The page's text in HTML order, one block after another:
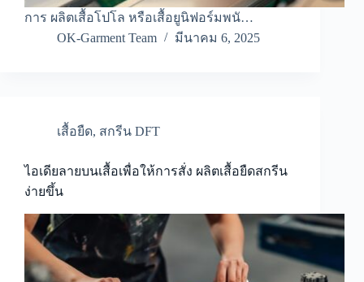
การ ผลิตเสื้อโปโล หรือเสื้อยูนิฟอร์มพนั…
OK-Garment Team
มีนาคม 6, 2025
เสื้อยืด, สกรีน DFT
ไอเดียลายบนเสื้อเพื่อให้การสั่ง ผลิตเสื้อยืดสกรีน
ง่ายขึ้น